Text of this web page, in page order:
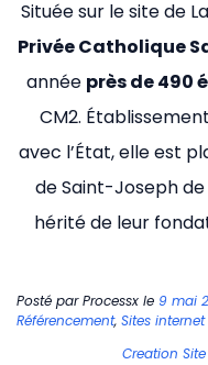
Située sur le site de
Privée Catholique
année près de 490
CM2.
avec l’État, elle est
de Saint-Joseph
hérité de leur
Posté parProcessx le 9 mai
Référencement, Sites internet
Creation